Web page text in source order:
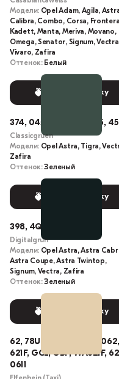
Модели: Opel Adam, Agila,
Calibra, Combo, Corsa,
Kadett, Manta, Meriva, Movano,
Omega, Senator, Signum,
Vivaro, Zafira
Оттенок: Белый
Выбрать краску
374, 045, 45, 51U, 0045,
Classicgruen
Модели: Opel Astra, Tigra,
Zafira
Оттенок:Зеленый
Выбрать краску
398, 4QU, 959L, 24P
Digitalgrun
Модели: Opel Astra, Astra
Astra Coupe, Astra Twintop,
Signum, Vectra, Zafira
Оттенок:Зеленый
Выбрать краску
62, 78U, 611, 062, TR, 0062,
621F, GCL, GBP, WA621F,
0611